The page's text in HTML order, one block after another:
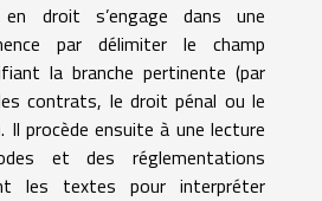
en droit s’engage dans une
par délimiter le champ
la branche pertinente (par
contrats, le droit pénal ou le
procède ensuite à une lecture
et des réglementations
les textes pour interpréter